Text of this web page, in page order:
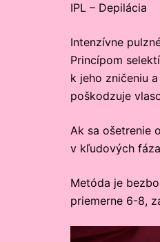
IPL – Depilácia
Intenzívne
Princípom
k jeho zničeniu
poškodzuje
Ak sa ošetrenie
v kľudových
Metóda je
priemerne 6-8,